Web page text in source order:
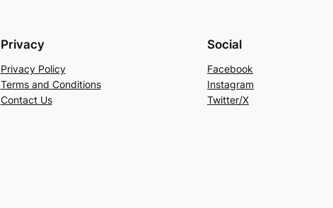
Privacy
Privacy Policy
Terms and Conditions
Contact Us
Social
Facebook
Instagram
Twitter/X